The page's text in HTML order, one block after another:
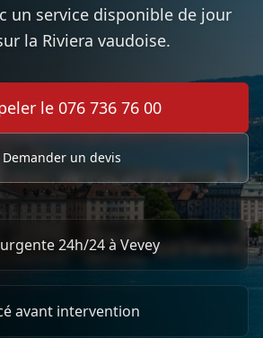
un service disponible de jour
la Riviera vaudoise.
le 076 736 76 00
Demander un devis
24h/24 à Vevey
avant intervention